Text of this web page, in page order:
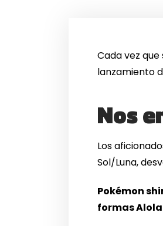
Cada vez que
lanzamiento
Nos
Los
Sol/Luna,
Pokémon
formas Alola